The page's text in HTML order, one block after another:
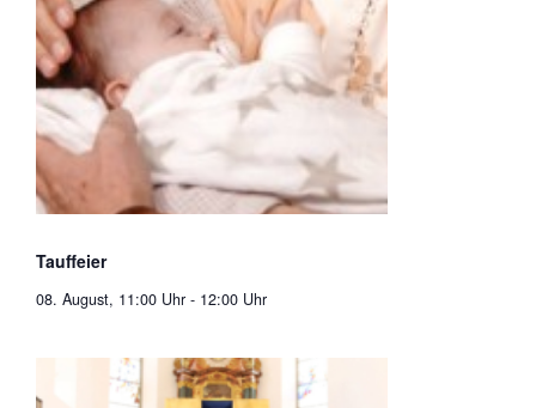
Tauffeier
08. August, 11:00 Uhr - 12:00 Uhr